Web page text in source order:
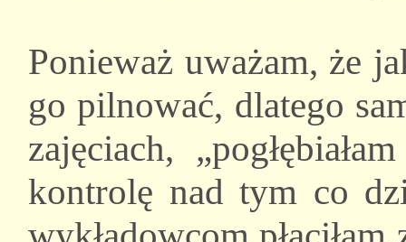
Ponieważ uważam, że
go pilnować, dlatego
zajęciach,
kontrolę nad tym co